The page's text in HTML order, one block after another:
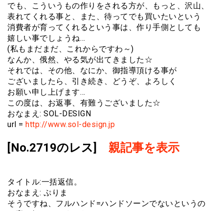
でも、こういうもの作りをされる方が、もっと、沢山、
表れてくれる事と、また、待ってでも買いたいという
消費者が育ってくれるという事は、作り手側としても
嬉しい事でしょうね…
(私もまだまだ、これからですわ～)
なんか、俄然、やる気が出てきました☆
それでは、その他、なにか、御指導頂ける事が
ございましたら、引き続き、どうぞ、よろしく
お願い申し上げます…
この度は、お返事、有難うございました☆
おなまえ: SOL-DESIGN
url = http://www.sol-design.jp
[No.2719のレス] 親記事を表示
タイトル:一括返信。
おなまえ: ぷりま
そうですね、フルハンド=ハンドソーンでないというの